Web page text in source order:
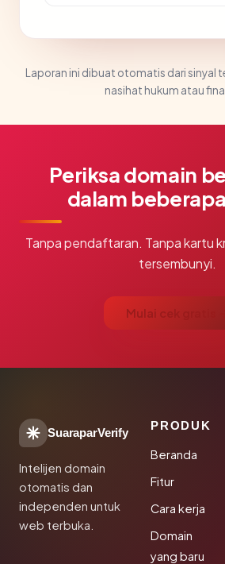
Laporan ini dibuat otomatis dari sinyal
nasihat hukum atau
Periksa domain
dalam
Tanpa pendaftaran. Tanpa kartu
tersembunyi.
Mulai cek gratis →
SuaraparVerify
Intelijen domain
otomatis dan
independen untuk
web terbuka.
PRODUK
Beranda
Fitur
Cara kerja
Domain
yang baru